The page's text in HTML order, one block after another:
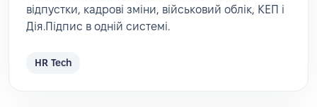
відпустки, кадрові зміни, військовий облік, КЕП і
Дія.Підпис в одній системі.
HR Tech